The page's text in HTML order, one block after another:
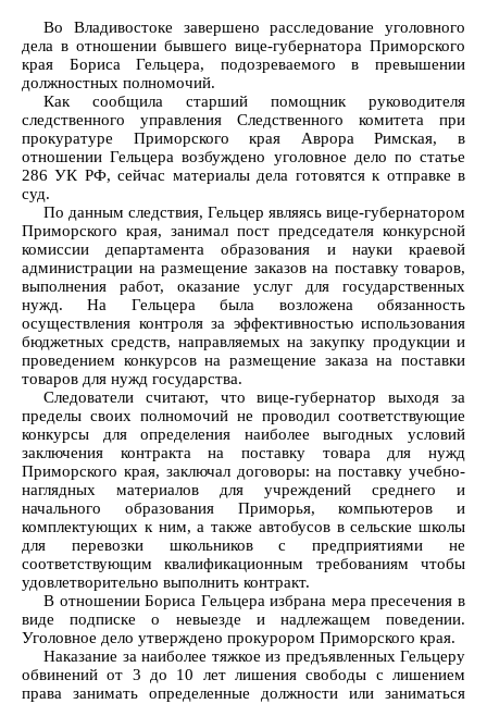
Во Владивостоке завершено расследование уголовного
дела в отношении бывшего вице-губернатора Приморского
края Бориса Гельцера, подозреваемого в превышении
должностных полномочий.
Как сообщила старший помощник руководителя
следственного управления Следственного комитета при
прокуратуре Приморского края Аврора Римская, в
отношении Гельцера возбуждено уголовное дело по статье
286 УК РФ, сейчас материалы дела готовятся к отправке в
суд.
По данным следствия, Гельцер являясь вице-губернатором
Приморского края, занимал пост председателя конкурсной
комиссии департамента образования и науки краевой
администрации на размещение заказов на поставку товаров,
выполнения работ, оказание услуг для государственных
нужд. На Гельцера была возложена обязанность
осуществления контроля за эффективностью использования
бюджетных средств, направляемых на закупку продукции и
проведением конкурсов на размещение заказа на поставки
товаров для нужд государства.
Следователи считают, что вице-губернатор выходя за
пределы своих полномочий не проводил соответствующие
конкурсы для определения наиболее выгодных условий
заключения контракта на поставку товара для нужд
Приморского края, заключал договоры: на поставку учебно-
наглядных материалов для учреждений среднего и
начального образования Приморья, компьютеров и
комплектующих к ним, а также автобусов в сельские школы
для перевозки школьников с предприятиями не
соответствующим квалификационным требованиям чтобы
удовлетворительно выполнить контракт.
В отношении Бориса Гельцера избрана мера пресечения в
виде подписке о невыезде и надлежащем поведении.
Уголовное дело утверждено прокурором Приморского края.
Наказание за наиболее тяжкое из предъявленных Гельцеру
обвинений от 3 до 10 лет лишения свободы с лишением
права занимать определенные должности или заниматься